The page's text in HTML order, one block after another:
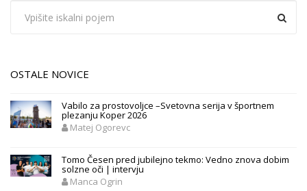
OSTALE NOVICE
Vabilo za prostovoljce –Svetovna serija v športnem
plezanju Koper 2026
Matej Ogorevc
Tomo Česen pred jubilejno tekmo: Vedno znova dobim
solzne oči | intervju
Manca Ogrin